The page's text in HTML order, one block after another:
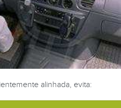
alinhada, evita: